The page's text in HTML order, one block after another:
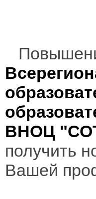
ВНОЦ
получить
Вашей